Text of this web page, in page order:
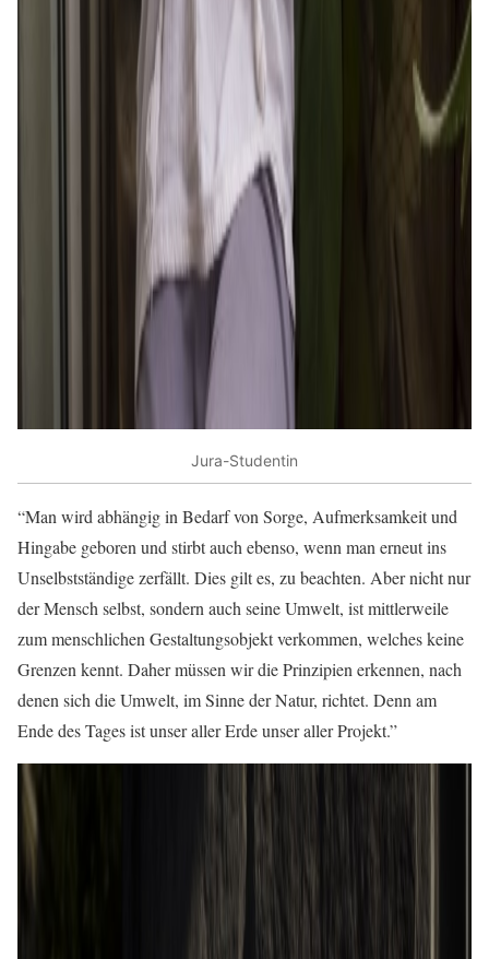
Jura-Studentin
“Man wird abhängig in Bedarf von Sorge, Aufmerksamkeit und
Hingabe geboren und stirbt auch ebenso, wenn man erneut ins
Unselbstständige zerfällt. Dies gilt es, zu beachten. Aber nicht nur
der Mensch selbst, sondern auch seine Umwelt, ist mittlerweile
zum menschlichen Gestaltungsobjekt verkommen, welches keine
Grenzen kennt. Daher müssen wir die Prinzipien erkennen, nach
denen sich die Umwelt, im Sinne der Natur, richtet. Denn am
Ende des Tages ist unser aller Erde unser aller Projekt.”